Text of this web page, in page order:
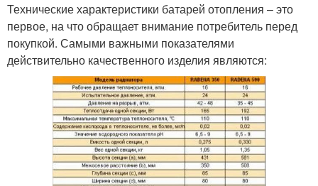
Технические характеристики батарей отопления – это
первое, на что обращает внимание потребитель перед
покупкой. Самыми важными показателями
действительно качественного изделия являются: